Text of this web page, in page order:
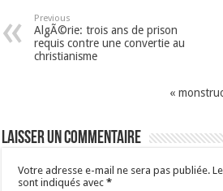
Previous
AlgÃ©rie: trois ans de prison
requis contre une convertie au
christianisme
«
Laisser un commentaire
Votre adresse e-mail ne sera pas publiée.
sont indiqués avec*